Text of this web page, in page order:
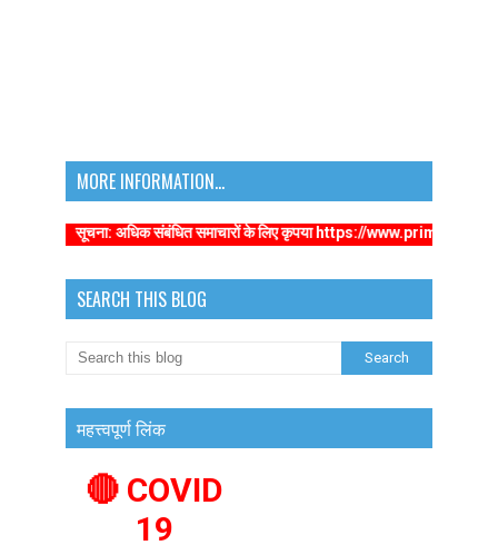
MORE INFORMATION...
सूचना: अधिक संबंधित समाचारों के लिए कृपया https://
SEARCH THIS BLOG
महत्त्वपूर्ण लिंक
🔴 COVID
19